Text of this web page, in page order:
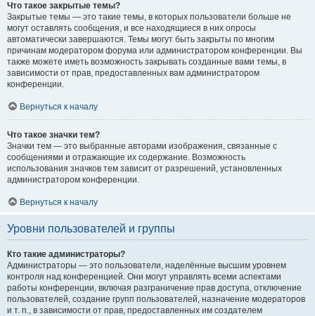
Что такое закрытые темы?
Закрытые темы — это такие темы, в которых пользователи больше не
могут оставлять сообщения, и все находящиеся в них опросы
автоматически завершаются. Темы могут быть закрыты по многим
причинам модератором форума или администратором конференции. Вы
также можете иметь возможность закрывать созданные вами темы, в
зависимости от прав, предоставленных вам администратором
конференции.
Вернуться к началу
Что такое значки тем?
Значки тем — это выбранные авторами изображения, связанные с
сообщениями и отражающие их содержание. Возможность
использования значков тем зависит от разрешений, установленных
администратором конференции.
Вернуться к началу
Уровни пользователей и группы
Кто такие администраторы?
Администраторы — это пользователи, наделённые высшим уровнем
контроля над конференцией. Они могут управлять всеми аспектами
работы конференции, включая разграничение прав доступа, отключение
пользователей, создание групп пользователей, назначение модераторов
и т. п., в зависимости от прав, предоставленных им создателем